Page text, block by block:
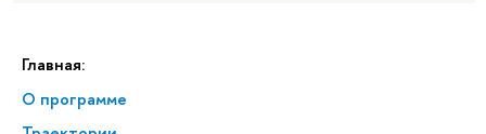
Главная:
О программе